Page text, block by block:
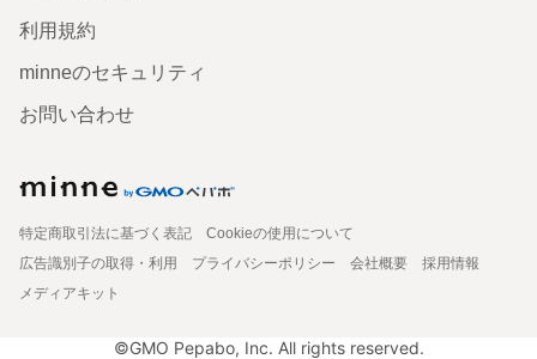
利用規約
minneのセキュリティ
お問い合わせ
特定商取引法に基づく表記
Cookieの使用について
広告識別子の取得・利用
プライバシーポリシー 会社概要
採用情報
メディアキット
©GMO Pepabo, Inc. All rights reserved.